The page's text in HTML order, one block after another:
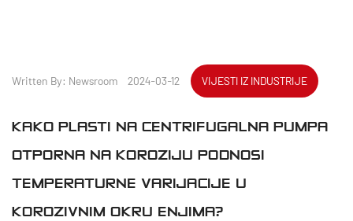
Written By: Newsroom 2024-03-12 VIJESTI IZ INDUSTRIJE
KAKO PLASTIČNA CENTRIFUGALNA PUMPA
OTPORNA NA KOROZIJU PODNOSI
TEMPERATURNE VARIJACIJE U
KOROZIVNIM OKRUŽENJIMA?